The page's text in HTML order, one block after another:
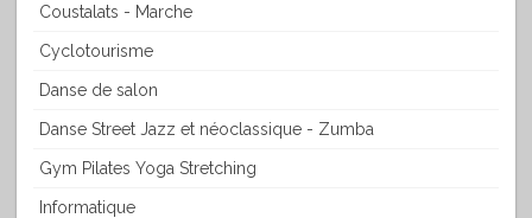
Coustalats - Marche
Cyclotourisme
Danse de salon
Danse Street Jazz et néoclassique - Zumba
Gym Pilates Yoga Stretching
Informatique